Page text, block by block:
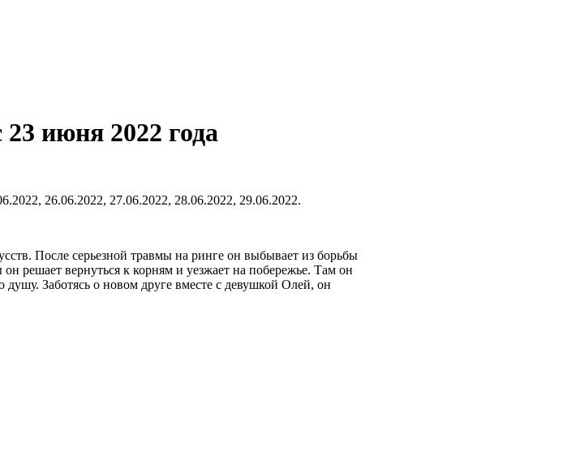
июня 2022 года
26.06.2022, 27.06.2022, 28.06.2022, 29.06.2022.
После серьезной травмы на ринге он выбывает из борьбы
решает вернуться к корням и уезжает на побережье. Там он
душу. Заботясь о новом друге вместе с девушкой Олей, он